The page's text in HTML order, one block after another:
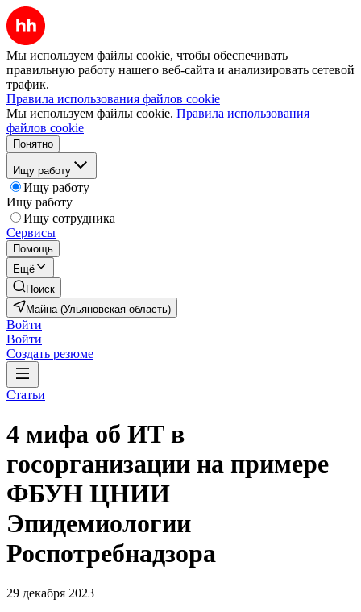
Мы используем файлы cookie, чтобы обеспечивать
правильную работу нашего веб-сайта и анализировать сетевой
трафик.
Правила использования файлов cookie
Мы используем файлы cookie. Правила использования
файлов cookie
Понятно
Ищу работу
Ищу работу
Ищу работу
Ищу сотрудника
Сервисы
Помощь
Ещё
Поиск
Майна (Ульяновская область)
Войти
Войти
Создать резюме
Статьи
4 мифа об ИТ в
госорганизации на примере
ФБУН ЦНИИ
Эпидемиологии
Роспотребнадзора
29 декабря 2023